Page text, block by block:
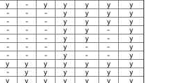
y - y y y y
y
- - - y y y
y
- - - y y y
y
- - - y y -
y
- - - y y -
y
- - - y - -
y
- - - y - -
y
y y y y y y
y
- y y y y y
y
y y y y y y y